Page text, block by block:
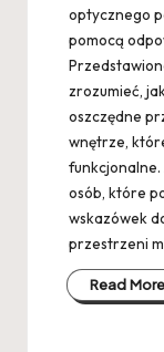
optycznego
pomocą
zrozumieć,
oszczędne
wnętrze,
osób, które
wskazówek
przestrzeni
Read More